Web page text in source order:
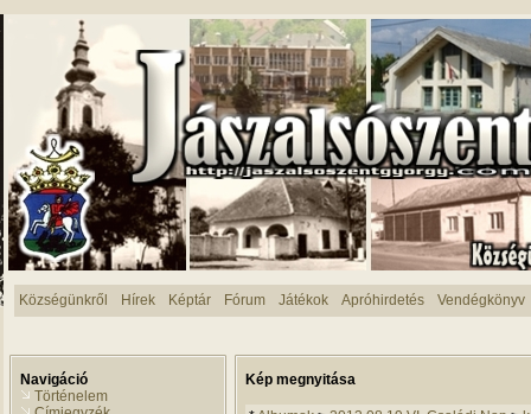
Községünkről Hírek Képtár Fórum Játékok Apróhirdetés Vendégkönyv
Navigáció
Történelem
Kép megnyitása